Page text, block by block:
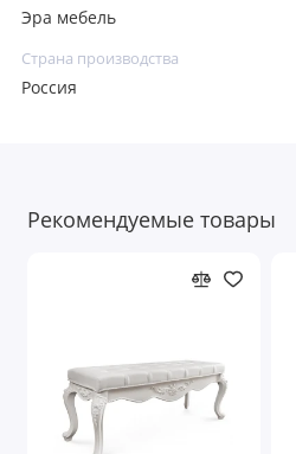
Эра мебель
Страна производства
Россия
Рекомендуемые товары